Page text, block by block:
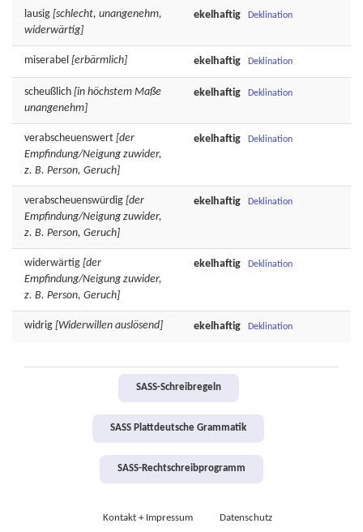
lausig [schlecht, unangenehm,
widerwärtig]
ekelhaftig Deklination
miserabel [erbärmlich] ekelhaftig Deklination
scheußlich [in höchstem Maße
unangenehm]
ekelhaftig Deklination
verabscheuenswert [der
Empfindung/Neigung zuwider,
z. B. Person, Geruch]
ekelhaftig Deklination
verabscheuenswürdig [der
Empfindung/Neigung zuwider,
z. B. Person, Geruch]
ekelhaftig Deklination
widerwärtig [der
Empfindung/Neigung zuwider,
z. B. Person, Geruch]
ekelhaftig Deklination
widrig [Widerwillen auslösend] ekelhaftig Deklination
SASS-Schreibregeln
SASS Plattdeutsche Grammatik
SASS-Rechtschreibprogramm
Kontakt + Impressum Datenschutz